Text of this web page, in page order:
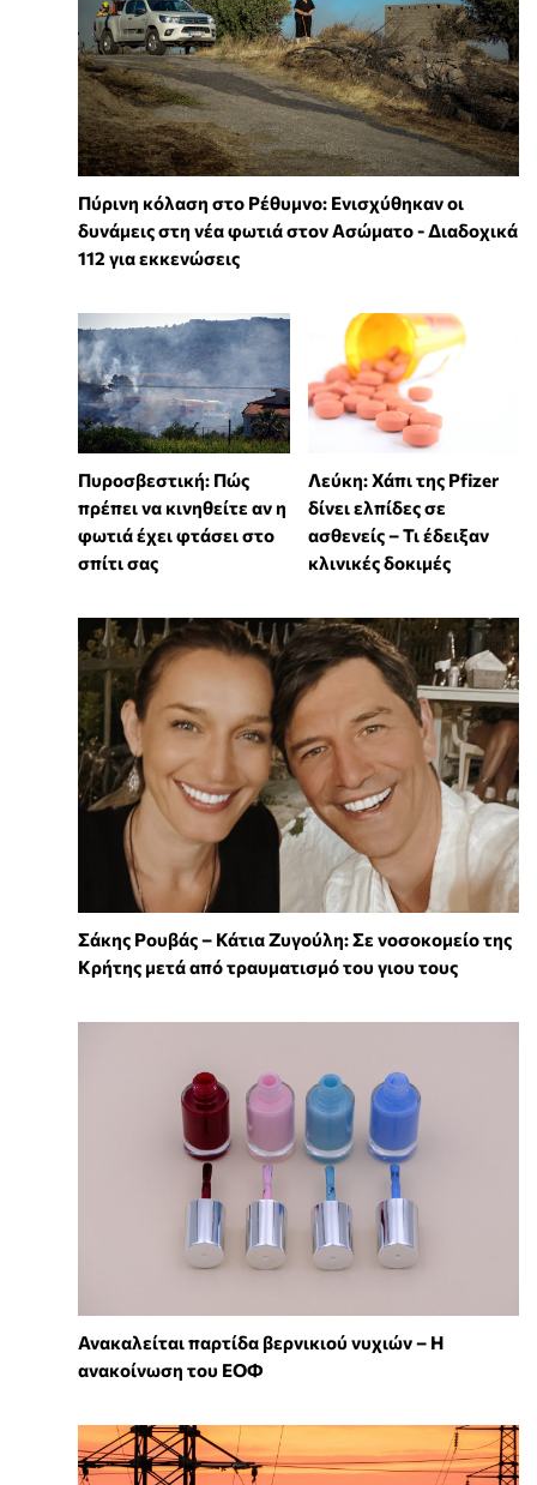
Πύρινη κόλαση στο Ρέθυμνο: Ενισχύθηκαν οι
δυνάμεις στη νέα φωτιά στον Ασώματο - Διαδοχικά
112 για εκκενώσεις
Πυροσβεστική: Πώς
πρέπει να κινηθείτε αν η
φωτιά έχει φτάσει στο
σπίτι σας
Λεύκη: Χάπι της Pfizer
δίνει ελπίδες σε
ασθενείς – Τι έδειξαν
κλινικές δοκιμές
Σάκης Ρουβάς – Κάτια Ζυγούλη: Σε νοσοκομείο της
Κρήτης μετά από τραυματισμό του γιου τους
Ανακαλείται παρτίδα βερνικιού νυχιών – Η
ανακοίνωση του ΕΟΦ